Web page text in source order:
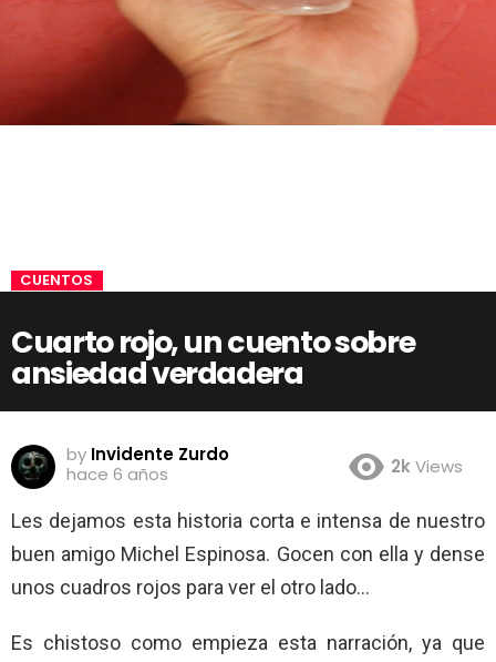
CUENTOS
Cuarto rojo, un cuento sobre
ansiedad verdadera
by Invidente Zurdo
hace 6 años
2kViews
Les dejamos esta historia corta e intensa de nuestro
buen amigo Michel Espinosa. Gocen con ella y dense
unos cuadros rojos para ver el otro lado…
Es chistoso como empieza esta narración, ya que